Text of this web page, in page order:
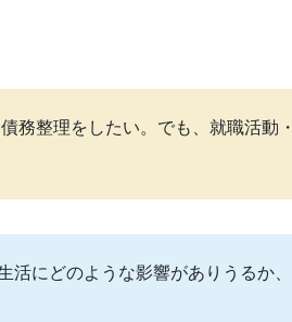
務整理をしたい。でも、就職活動
にどのような影響がありうるか、